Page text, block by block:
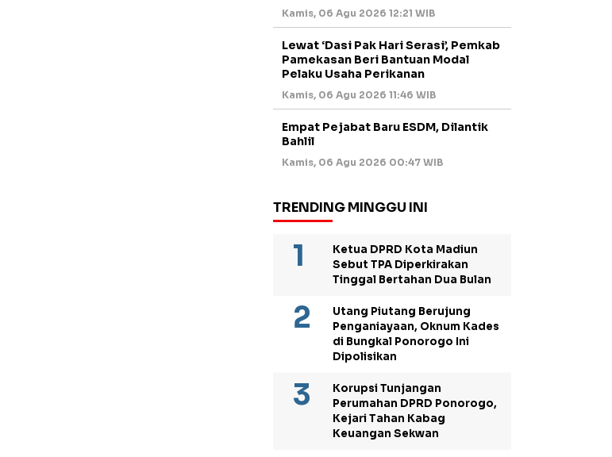
Kamis, 06 Agu 2026 12:21 WIB
Lewat ‘Dasi Pak Hari Serasi’, Pemkab
Pamekasan Beri Bantuan Modal
Pelaku Usaha Perikanan
Kamis, 06 Agu 2026 11:46 WIB
Empat Pejabat Baru ESDM, Dilantik
Bahlil
Kamis, 06 Agu 2026 00:47 WIB
TRENDING MINGGU INI
Ketua DPRD Kota Madiun
Sebut TPA Diperkirakan
Tinggal Bertahan Dua Bulan
Utang Piutang Berujung
Penganiayaan, Oknum Kades
di Bungkal Ponorogo Ini
Dipolisikan
Korupsi Tunjangan
Perumahan DPRD Ponorogo,
Kejari Tahan Kabag
Keuangan Sekwan